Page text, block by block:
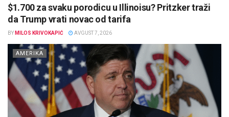
$1.700 za svaku porodicu u Illinoisu? Pritzker traži
da Trump vrati novac od tarifa
BY MILOS KRIVOKAPIĆ AVGUST 7, 2026
AMERIKA